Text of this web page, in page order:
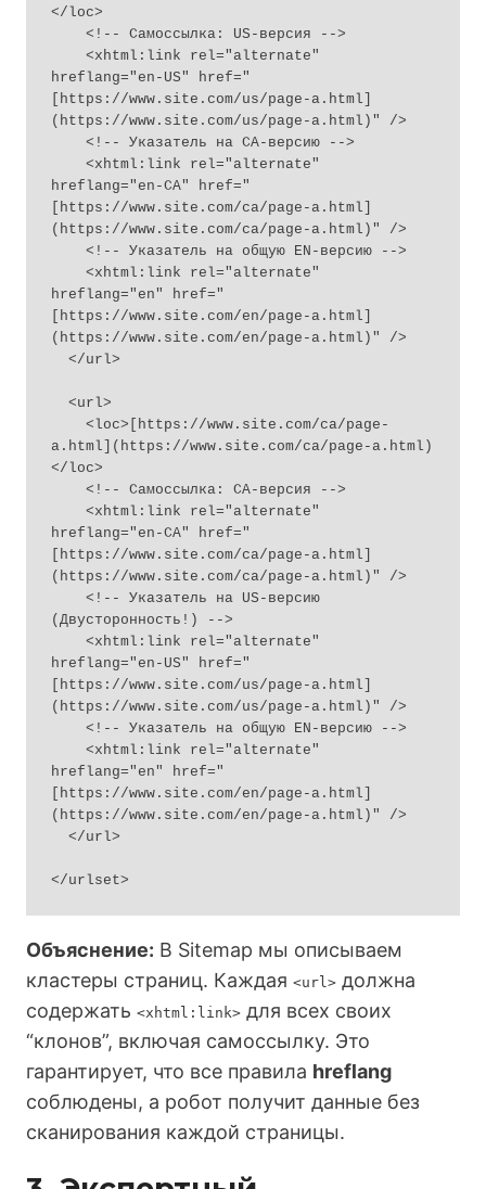
</loc>
hreflang="en-US" href="
[https://www.site.com/us/page-a.html]
(https://www.site.com/us/page-a.html)" />
hreflang="en-CA" href="
[https://www.site.com/ca/page-a.html]
(https://www.site.com/ca/page-a.html)" />
hreflang="en" href="
[https://www.site.com/en/page-a.html]
(https://www.site.com/en/page-a.html)" />
a.html](https://www.site.com/ca/page-a.html)
</loc>
hreflang="en-CA" href="
[https://www.site.com/ca/page-a.html]
(https://www.site.com/ca/page-a.html)" />
(Двусторонность!) -->
hreflang="en-US" href="
[https://www.site.com/us/page-a.html]
(https://www.site.com/us/page-a.html)" />
hreflang="en" href="
[https://www.site.com/en/page-a.html]
(https://www.site.com/en/page-a.html)" />
Объяснение: В Sitemap мы описываем
кластеры страниц. Каждая <url> должна
содержать <xhtml:link> для всех своих
“клонов”, включая самоссылку. Это
гарантирует, что все правила hreflang
соблюдены, а робот получит данные без
сканирования каждой страницы.